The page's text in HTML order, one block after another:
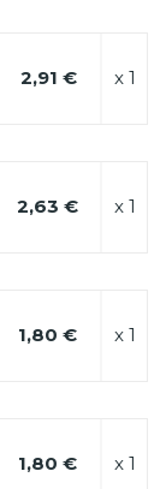
2,91 € x 1
2,63 € x 1
1,80 € x 1
1,80 € x 1